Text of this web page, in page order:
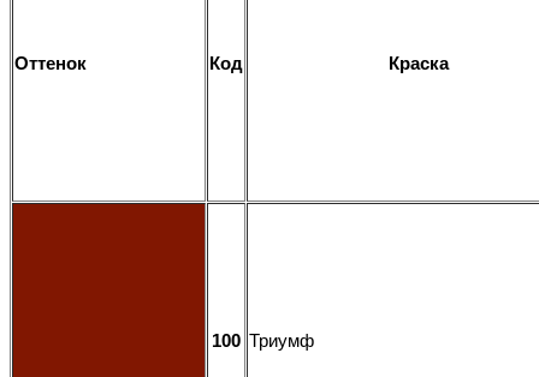
Оттенок Код Краска
100 Триумф